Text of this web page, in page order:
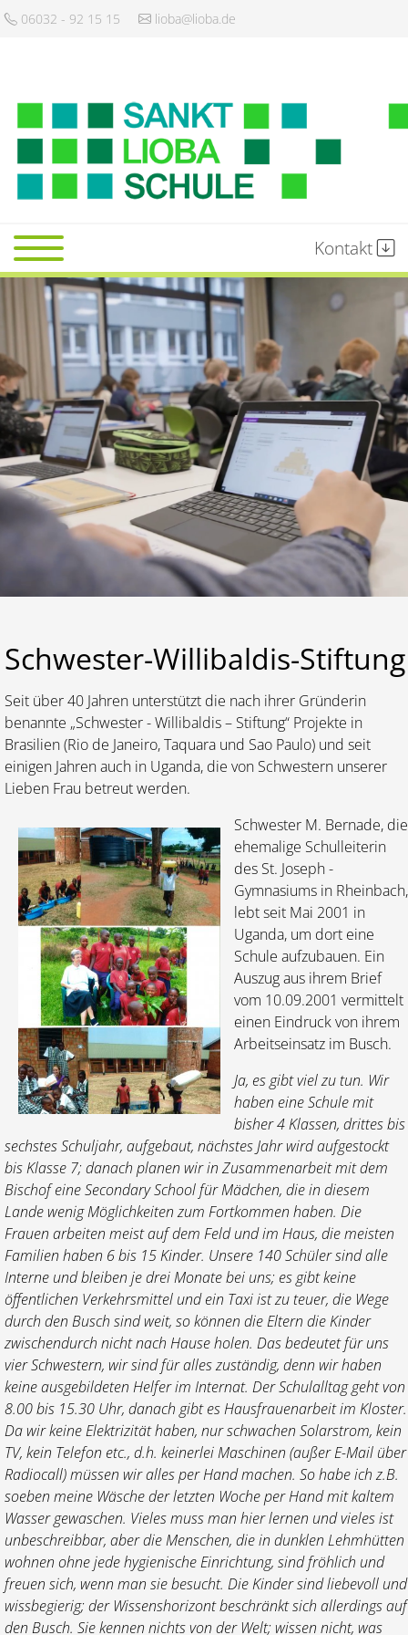
06032 - 92 15 15 lioba@lioba.de
Startseite
Schule
Gemeinschaft
Lernen
Kalender
Kontakt
Schwester-Willibaldis-Stiftung
Seit über 40 Jahren unterstützt die nach ihrer Gründerin
benannte „Schwester - Willibaldis – Stiftung“ Projekte in
Brasilien (Rio de Janeiro, Taquara und Sao Paulo) und seit
einigen Jahren auch in Uganda, die von Schwestern unserer
Lieben Frau betreut werden.
Schwester M. Bernade, die
ehemalige Schulleiterin
des St. Joseph -
Gymnasiums in Rheinbach,
lebt seit Mai 2001 in
Uganda, um dort eine
Schule aufzubauen. Ein
Auszug aus ihrem Brief
vom 10.09.2001 vermittelt
einen Eindruck von ihrem
Arbeitseinsatz im Busch.
Ja, es gibt viel zu tun. Wir
haben eine Schule mit
bisher 4 Klassen, drittes bis
sechstes Schuljahr, aufgebaut, nächstes Jahr wird aufgestockt
bis Klasse 7; danach planen wir in Zusammenarbeit mit dem
Bischof eine Secondary School für Mädchen, die in diesem
Lande wenig Möglichkeiten zum Fortkommen haben. Die
Frauen arbeiten meist auf dem Feld und im Haus, die meisten
Familien haben 6 bis 15 Kinder. Unsere 140 Schüler sind alle
Interne und bleiben je drei Monate bei uns; es gibt keine
öffentlichen Verkehrsmittel und ein Taxi ist zu teuer, die Wege
durch den Busch sind weit, so können die Eltern die Kinder
zwischendurch nicht nach Hause holen. Das bedeutet für uns
vier Schwestern, wir sind für alles zuständig, denn wir haben
keine ausgebildeten Helfer im Internat. Der Schulalltag geht von
8.00 bis 15.30 Uhr, danach gibt es Hausfrauenarbeit im Kloster.
Da wir keine Elektrizität haben, nur schwachen Solarstrom, kein
TV, kein Telefon etc., d.h. keinerlei Maschinen (außer E-Mail über
Radiocall) müssen wir alles per Hand machen. So habe ich z.B.
soeben meine Wäsche der letzten Woche per Hand mit kaltem
Wasser gewaschen. Vieles muss man hier lernen und vieles ist
unbeschreibbar, aber die Menschen, die in dunklen Lehmhütten
wohnen ohne jede hygienische Einrichtung, sind fröhlich und
freuen sich, wenn man sie besucht. Die Kinder sind liebevoll und
wissbegierig; der Wissenshorizont beschränkt sich allerdings auf
den Busch. Sie kennen nichts von der Welt; wissen nicht, was